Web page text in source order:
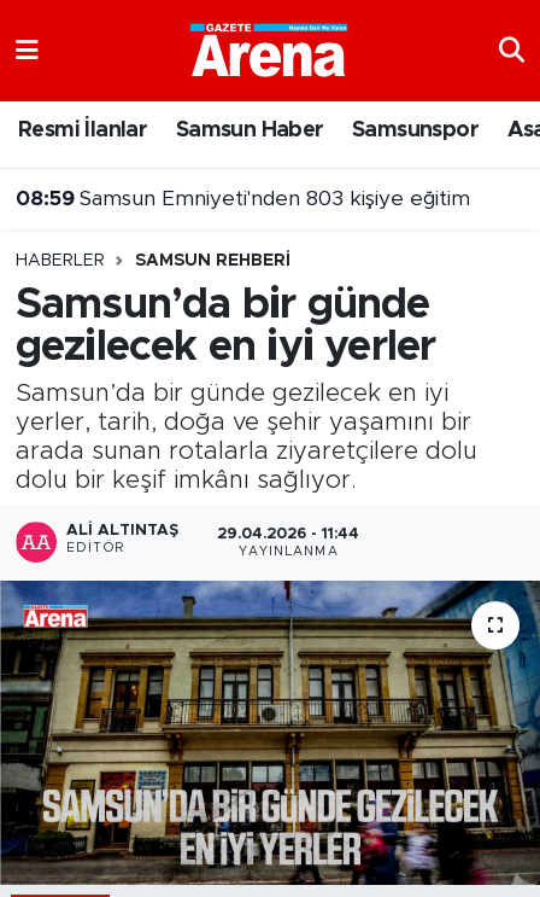
Resmi İlanlar Samsun Haber Samsunspor
08:30 Antalya'da özel hastanede gurbetçiye 71 bin liralık fatura
HABERLER SAMSUN REHBERI
Samsun’da bir günde
gezilecek en iyi yerler
Samsun’da bir günde gezilecek en iyi
yerler, tarih, doğa ve şehir yaşamını bir
arada sunan rotalarla ziyaretçilere dolu
dolu bir keşif imkânı sağlıyor.
ALI ALTINTAŞ
EDITÖR
29.04.2026 - 11:44
YAYINLANMA
Samsun Namaz Vakitleri
Süper Lig Puan Durumu ve Fikstür
Tüm Manşetler
Son Dakika Haberleri
Haber Arşivi